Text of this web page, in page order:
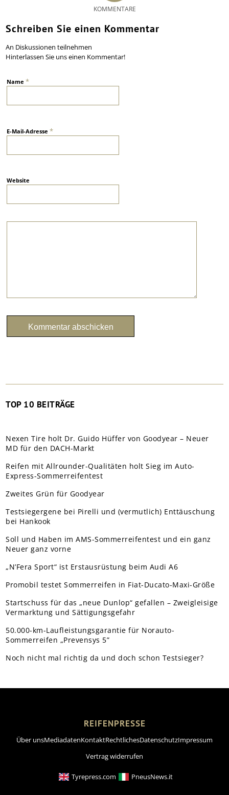
KOMMENTARE
Schreiben Sie einen Kommentar
An Diskussionen teilnehmen
Hinterlassen Sie uns einen Kommentar!
Name*
E-Mail-Adresse*
Website
TOP 10 BEITRÄGE
Nexen Tire holt Dr. Guido Hüffer von Goodyear – Neuer
MD für den DACH-Markt
Reifen mit Allrounder-Qualitäten holt Sieg im Auto-
Express-Sommerreifentest
Zweites Grün für Goodyear
Testsiegergene bei Pirelli und (vermutlich) Enttäuschung
bei Hankook
Soll und Haben im AMS-Sommerreifentest und ein ganz
Neuer ganz vorne
„N’Fera Sport“ ist Erstausrüstung beim Audi A6
Promobil testet Sommerreifen in Fiat-Ducato-Maxi-Größe
Startschuss für das „neue Dunlop“ gefallen – Zweigleisige
Vermarktung und Sättigungsgefahr
50.000-km-Laufleistungsgarantie für Norauto-
Sommerreifen „Prevensys 5”
Noch nicht mal richtig da und doch schon Testsieger?
REIFENPRESSE
Über unsMediadatenKontaktRechtlichesDatenschutzImpressum
Vertrag widerrufen
Tyrepress.com PneusNews.it